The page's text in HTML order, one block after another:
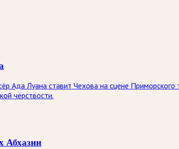
Ада Луана ставит Чехова на сцене
чёрствости.
Абхазии